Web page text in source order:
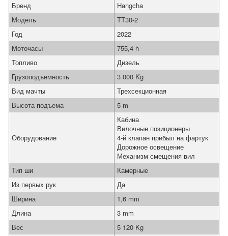
Бренд
Hangcha
Модель
TT30-2
Год
2022
Моточасы
755,4 h
Топливо
Дизель
Грузоподъемность
3 000 Kg
Вид мачты
Трехсекционная
Высота подъема
5 m
Оборудование
Кабина
Вилочные позиционеры
4-й клапан прибыл на фартук
Дорожное освещение
Механизм смещения вил
Тип ши
Камерные
Из первых рук
Да
Ширина
1,6 mm
Длина
3 mm
Вес
5 120 Kg